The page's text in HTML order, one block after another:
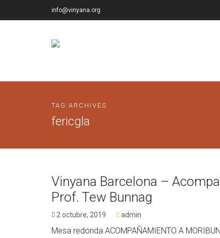
info@vinyana.org
TAG ARCHIVES
fericgla
Vinyana Barcelona –
Prof. Tew Bunnag
2 octubre, 2019 admin
Mesa redonda ACOMPAÑAMIENTO A